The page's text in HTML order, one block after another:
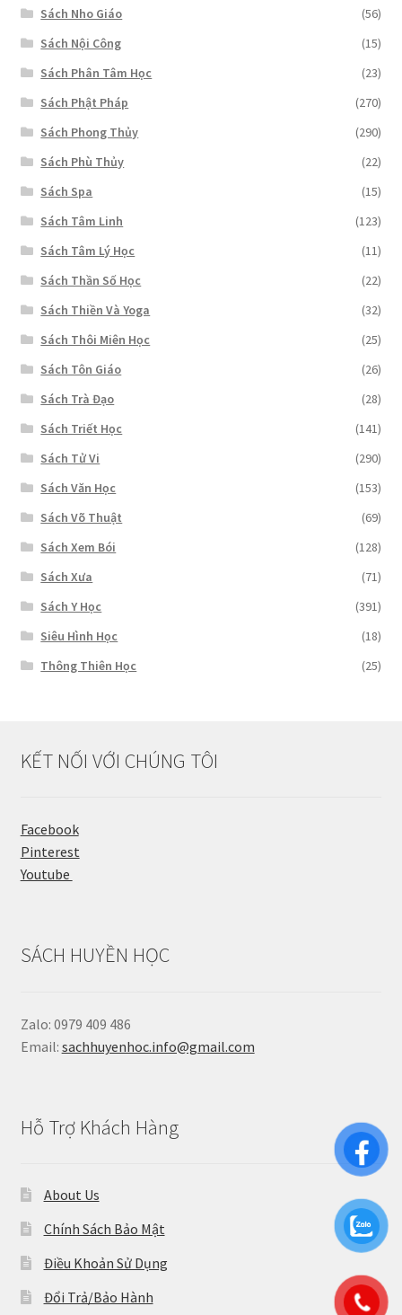
Sách Nho Giáo
(56)
Sách Nội Công
(15)
Sách Phân Tâm Học
(23)
Sách Phật Pháp
(270)
Sách Phong Thủy
(290)
Sách Phù Thủy
(22)
Sách Spa
(15)
Sách Tâm Linh
(123)
Sách Tâm Lý Học
(11)
Sách Thần Số Học
(22)
Sách Thiền Và Yoga
(32)
Sách Thôi Miên Học
(25)
Sách Tôn Giáo
(26)
Sách Trà Đạo
(28)
Sách Triết Học
(141)
Sách Tử Vi
(290)
Sách Văn Học
(153)
Sách Võ Thuật
(69)
Sách Xem Bói
(128)
Sách Xưa
(71)
Sách Y Học
(391)
Siêu Hình Học
(18)
Thông Thiên Học
(25)
KẾT NỐI VỚI CHÚNG TÔI
Facebook
Pinterest
Youtube
SÁCH HUYỀN HỌC
Zalo: 0979 409 486
Email: sachhuyenhoc.info@gmail.com
Hỗ Trợ Khách Hàng
About Us
Chính Sách Bảo Mật
Điều Khoản Sử Dụng
Đổi Trả/Bảo Hành